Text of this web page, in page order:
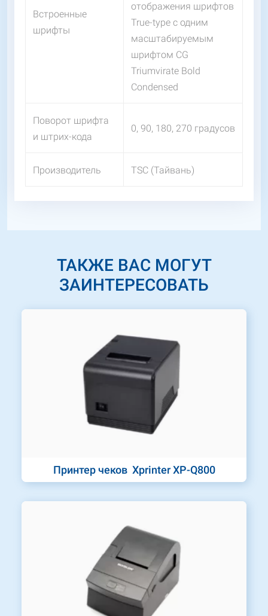
Встроенные
шрифты
отображения шрифтов
True-type с одним
масштабируемым
шрифтом CG
Triumvirate Bold
Condensed
Поворот шрифта
и штрих-кода
0, 90, 180, 270 градусов
Производитель TSC (Тайвань)
ТАКЖЕ ВАС МОГУТ
ЗАИНТЕРЕСОВАТЬ
Принтер чеков Xprinter XP-Q800